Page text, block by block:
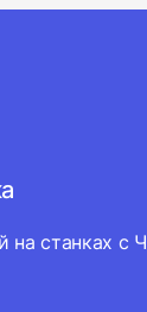
на станках с